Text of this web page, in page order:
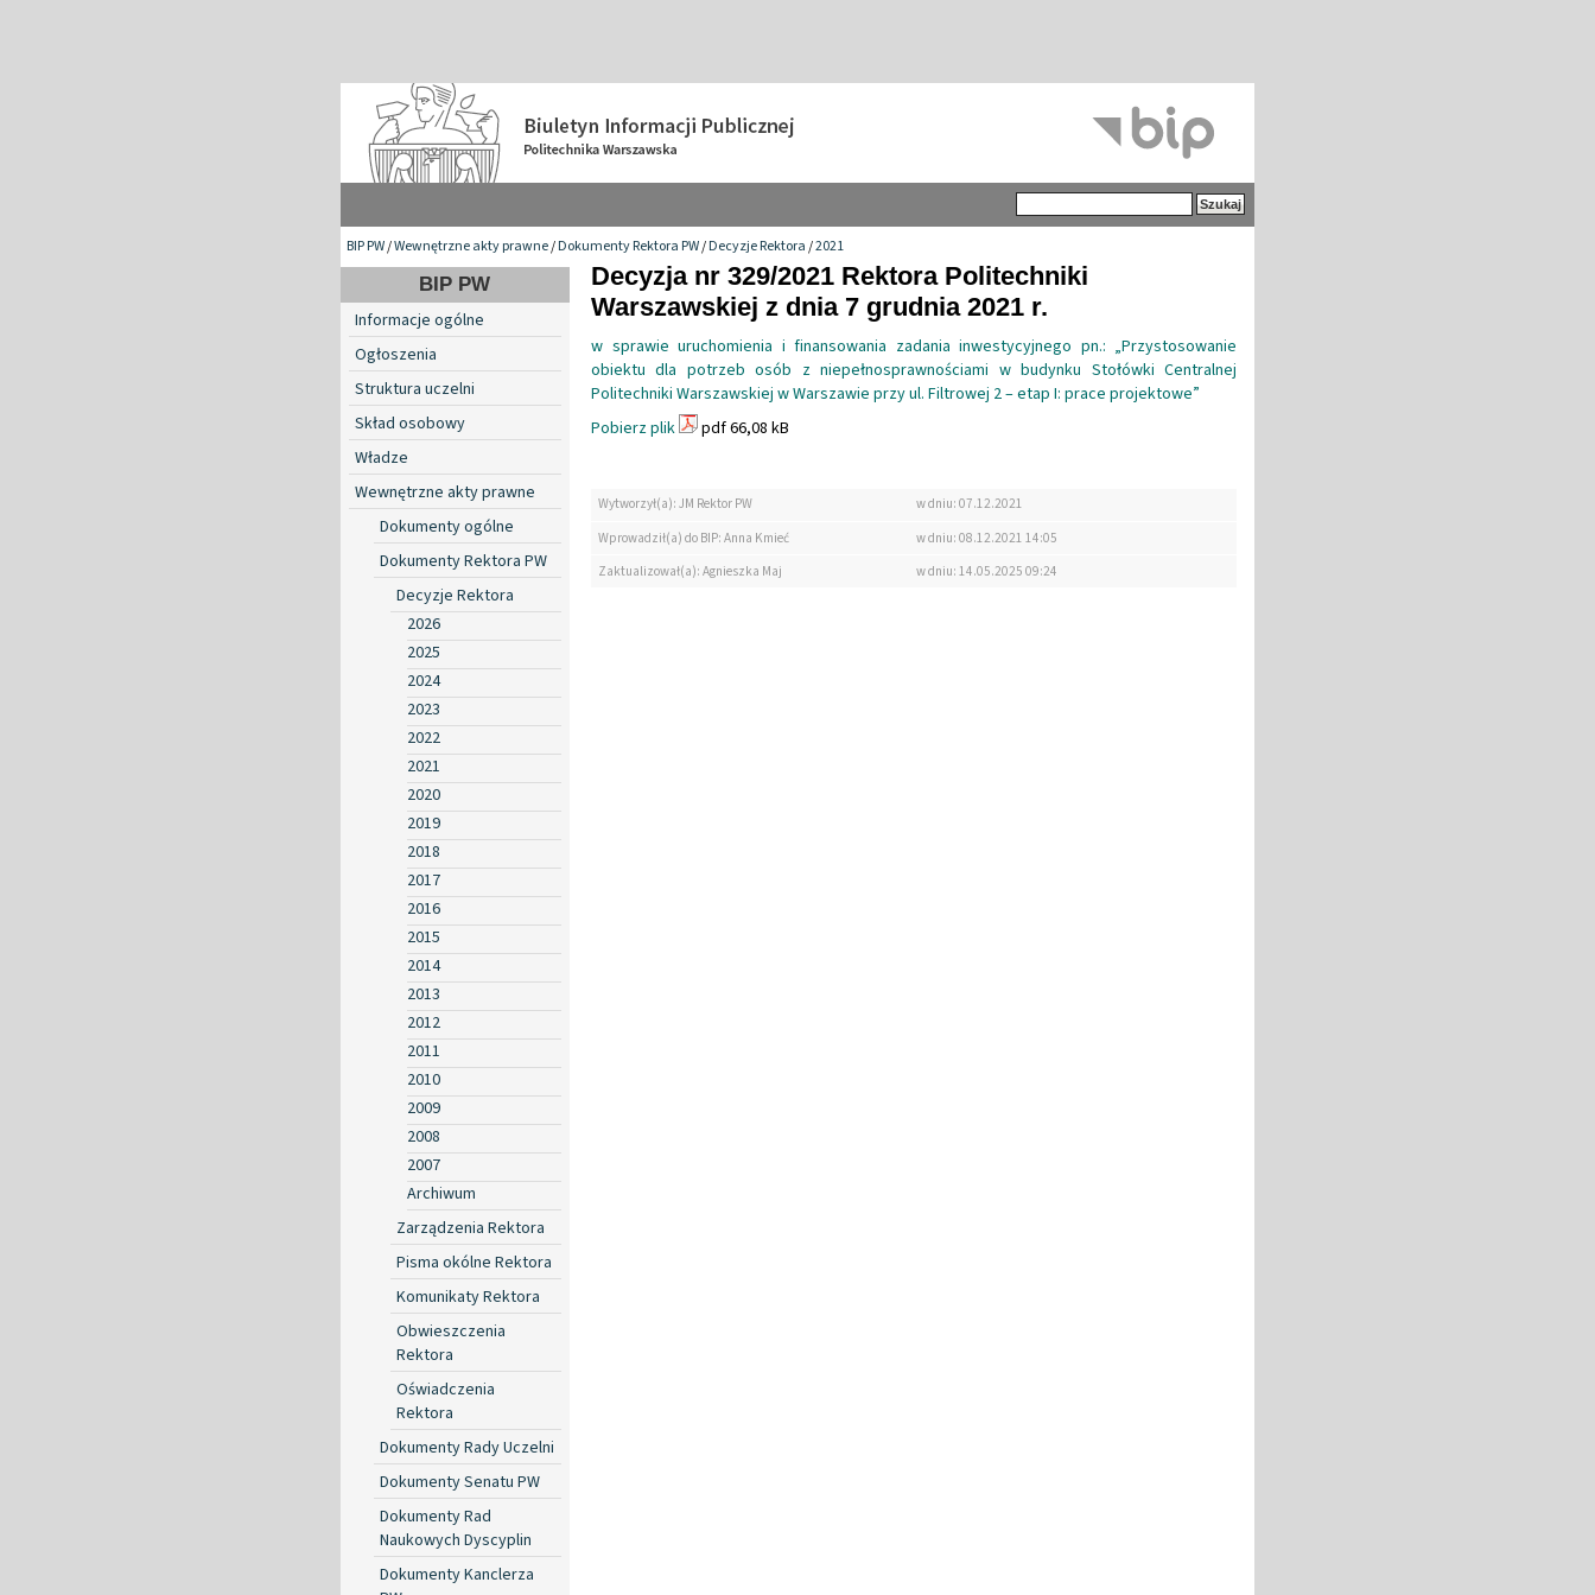
BIP PW/Wewnętrzne akty prawne/Dokumenty Rektora PW/Decyzje Rektora/2021
BIP PW
Informacje ogólne
Ogłoszenia
Struktura uczelni
Skład osobowy
Władze
Wewnętrzne akty prawne
Dokumenty ogólne
Dokumenty Rektora PW
Decyzje Rektora
2026
2025
2024
2023
2022
2021
2020
2019
2018
2017
2016
2015
2014
2013
2012
2011
2010
2009
2008
2007
Archiwum
Zarządzenia Rektora
Pisma okólne Rektora
Komunikaty Rektora
Obwieszczenia
Rektora
Oświadczenia
Rektora
Dokumenty Rady Uczelni
Dokumenty Senatu PW
Dokumenty Rad
Naukowych Dyscyplin
Dokumenty Kanclerza
Decyzja nr 329/2021 Rektora Politechniki
Warszawskiej z dnia 7 grudnia 2021 r.
w sprawie uruchomienia i finansowania zadania inwestycyjnego pn.: „Przystosowanie
obiektu dla potrzeb osób z niepełnosprawnościami w budynku Stołówki Centralnej
Politechniki Warszawskiej w Warszawie przy ul. Filtrowej 2 – etap I: prace projektowe”
Pobierz plik
pdf 66,08 kB
Wytworzył(a): JM Rektor PW
w dniu: 07.12.2021
Wprowadził(a) do BIP: Anna Kmieć
w dniu: 08.12.2021 14:05
Zaktualizował(a): Agnieszka Maj
w dniu: 14.05.2025 09:24